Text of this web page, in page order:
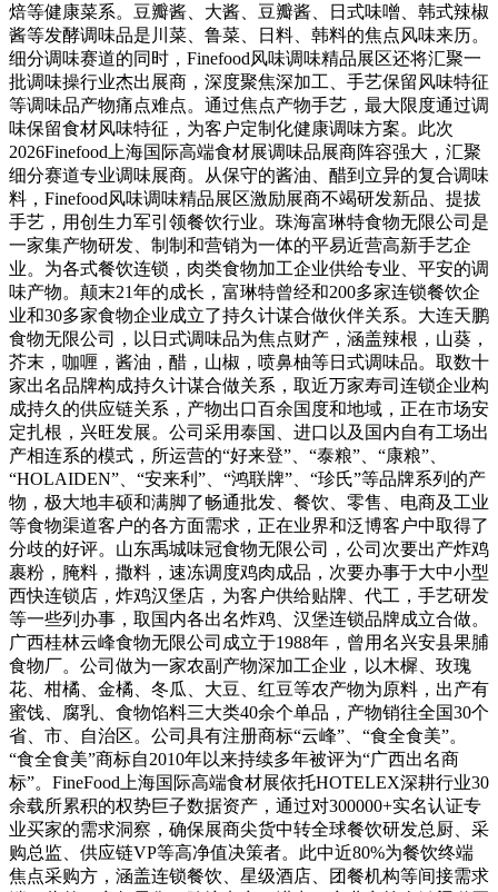
焙等健康菜系。豆瓣酱、大酱、豆瓣酱、日式味噌、韩式辣椒
酱等发酵调味品是川菜、鲁菜、日料、韩料的焦点风味来历。
细分调味赛道的同时，Finefood风味调味精品展区还将汇聚一
批调味操行业杰出展商，深度聚焦深加工、手艺保留风味特征
等调味品产物痛点难点。通过焦点产物手艺，最大限度通过调
味保留食材风味特征，为客户定制化健康调味方案。此次
2026Finefood上海国际高端食材展调味品展商阵容强大，汇聚
细分赛道专业调味展商。从保守的酱油、醋到立异的复合调味
料，Finefood风味调味精品展区激励展商不竭研发新品、提拔
手艺，用创生力军引领餐饮行业。珠海富琳特食物无限公司是
一家集产物研发、制制和营销为一体的平易近营高新手艺企
业。为各式餐饮连锁，肉类食物加工企业供给专业、平安的调
味产物。颠末21年的成长，富琳特曾经和200多家连锁餐饮企
业和30多家食物企业成立了持久计谋合做伙伴关系。大连天鹏
食物无限公司，以日式调味品为焦点财产，涵盖辣根，山葵，
芥末，咖喱，酱油，醋，山椒，喷鼻柚等日式调味品。取数十
家出名品牌构成持久计谋合做关系，取近万家寿司连锁企业构
成持久的供应链关系，产物出口百余国度和地域，正在市场安
定扎根，兴旺发展。公司采用泰国、进口以及国内自有工场出
产相连系的模式，所运营的“好来登”、“泰粮”、“康粮”、
“HOLAIDEN”、“安来利”、“鸿联牌”、“珍氏”等品牌系列的产
物，极大地丰硕和满脚了畅通批发、餐饮、零售、电商及工业
等食物渠道客户的各方面需求，正在业界和泛博客户中取得了
分歧的好评。山东禹城味冠食物无限公司，公司次要出产炸鸡
裹粉，腌料，撒料，速冻调度鸡肉成品，次要办事于大中小型
西快连锁店，炸鸡汉堡店，为客户供给贴牌、代工，手艺研发
等一些列办事，取国内各出名炸鸡、汉堡连锁品牌成立合做。
广西桂林云峰食物无限公司成立于1988年，曾用名兴安县果脯
食物厂。公司做为一家农副产物深加工企业，以木樨、玫瑰
花、柑橘、金橘、冬瓜、大豆、红豆等农产物为原料，出产有
蜜饯、腐乳、食物馅料三大类40余个单品，产物销往全国30个
省、市、自治区。公司具有注册商标“云峰”、“食全食美”。
“食全食美”商标自2010年以来持续多年被评为“广西出名商
标”。FineFood上海国际高端食材展依托HOTELEX深耕行业30
余载所累积的权势巨子数据资产，通过对300000+实名认证专
业买家的需求洞察，确保展商尖货中转全球餐饮研发总厨、采
购总监、供应链VP等高净值决策者。此中近80%为餐饮终端
焦点采购方，涵盖连锁餐饮、星级酒店、团餐机构等间接需求